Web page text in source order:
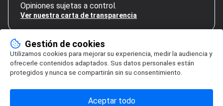
Opiniones sujetas a control.
Ver nuestra carta de transparencia
Gestión de cookies
Utilizamos cookies para mejorar su experiencia, medir la audiencia y
ofrecerle contenidos adaptados. Sus datos personales están
protegidos y nunca se compartirán sin su consentimiento.
Aceptar todo